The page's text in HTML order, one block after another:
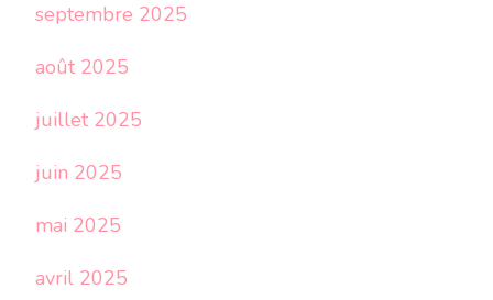
septembre 2025
août 2025
juillet 2025
juin 2025
mai 2025
avril 2025